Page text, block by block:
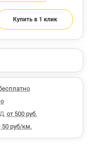
Купить в 1 клик
от 500 руб.
50 руб/км.